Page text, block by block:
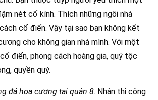
nét cổ kính. Thích những ngôi nhà
cổ điển. Vậy tại sao bạn không kết
cho không gian nhà mình. Với một
điển, phong cách hoàng gia, quý tộc
quyền quý.
đá hoa cương tại quận 8. Nhận thi công